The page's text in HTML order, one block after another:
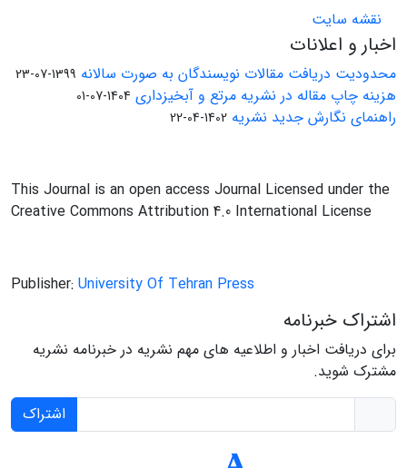
نقشه سایت
اخبار و اعلانات
محدودیت دریافت مقالات نویسندگان به صورت سالانه 1399-07-23
هزینه چاپ مقاله در نشریه مرتع و آبخیزداری 1404-07-01
راهنمای نگارش جدید نشریه 1402-04-22
This Journal is an open access Journal Licensed under the
Creative Commons Attribution 4.0 International License
Publisher: University Of Tehran Press
اشتراک خبرنامه
برای دریافت اخبار و اطلاعیه های مهم نشریه در خبرنامه نشریه
مشترک شوید.
اشتراک